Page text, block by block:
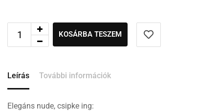
KOSÁRBA TESZEM
Leírás További információk
Elegáns nude, csipke ing: